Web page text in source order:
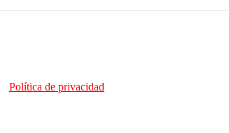
Política de privacidad